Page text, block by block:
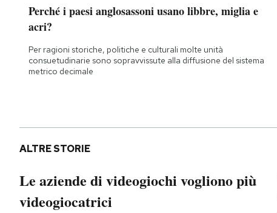
Perché i paesi anglosassoni usano libbre, miglia e
acri?
Per ragioni storiche, politiche e culturali molte unità
consuetudinarie sono sopravvissute alla diffusione del sistema
metrico decimale
ALTRE STORIE
Le aziende di videogiochi vogliono più
videogiocatrici